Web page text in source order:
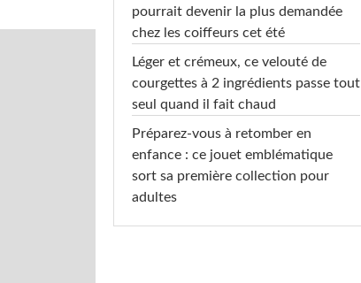
pourrait devenir la plus demandée
chez les coiffeurs cet été
Léger et crémeux, ce velouté de
courgettes à 2 ingrédients passe tout
seul quand il fait chaud
Préparez-vous à retomber en
enfance : ce jouet emblématique
sort sa première collection pour
adultes